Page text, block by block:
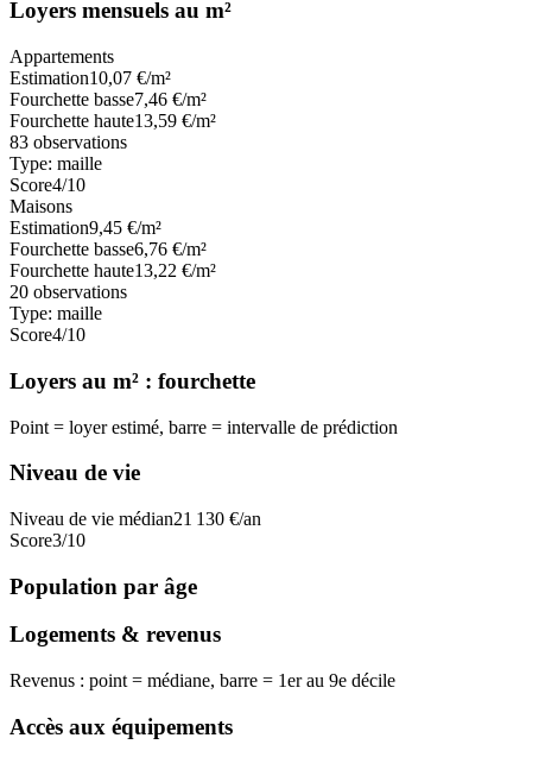
Loyers mensuels au m²
Appartements
Estimation10,07 €/m²
Fourchette basse7,46 €/m²
Fourchette haute13,59 €/m²
83 observations
Type: maille
Score4/10
Maisons
Estimation9,45 €/m²
Fourchette basse6,76 €/m²
Fourchette haute13,22 €/m²
20 observations
Type: maille
Score4/10
Loyers au m² : fourchette
Point = loyer estimé, barre = intervalle de prédiction
Niveau de vie
Niveau de vie médian21 130 €/an
Score3/10
Population par âge
Logements & revenus
Revenus : point = médiane, barre = 1er au 9e décile
Accès aux équipements